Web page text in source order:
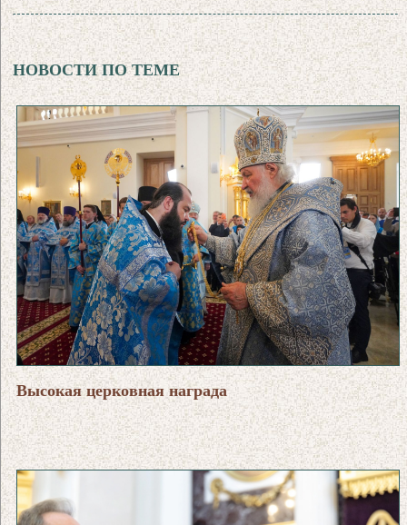
НОВОСТИ ПО ТЕМЕ
Высокая церковная награда